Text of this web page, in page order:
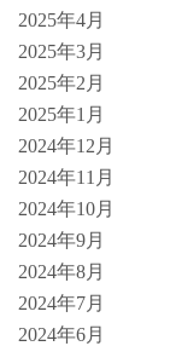
2025年4月
2025年3月
2025年2月
2025年1月
2024年12月
2024年11月
2024年10月
2024年9月
2024年8月
2024年7月
2024年6月